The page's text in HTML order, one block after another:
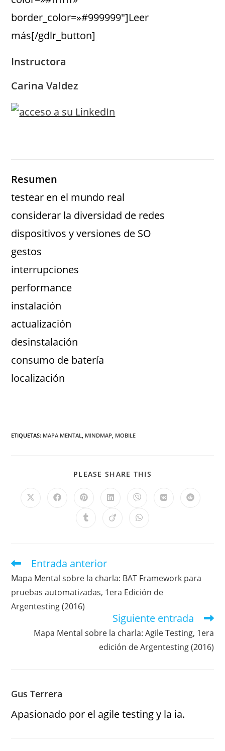
border_color=»#999999″]Leer
más[/gdlr_button]
Instructora
Carina Valdez
Resumen
testear en el mundo real
considerar la diversidad de redes
dispositivos y versiones de SO
gestos
interrupciones
performance
instalación
actualización
desinstalación
consumo de batería
localización
ETIQUETAS: MAPA MENTAL, MINDMAP, MOBILE
PLEASE SHARE THIS
Entrada anterior
Mapa Mental sobre la charla: BAT Framework para
pruebas automatizadas, 1era Edición de
Argentesting (2016)
Siguiente entrada
Mapa Mental sobre la charla: Agile Testing, 1era
edición de Argentesting (2016)
Gus Terrera
Apasionado por el agile testing y la ia.